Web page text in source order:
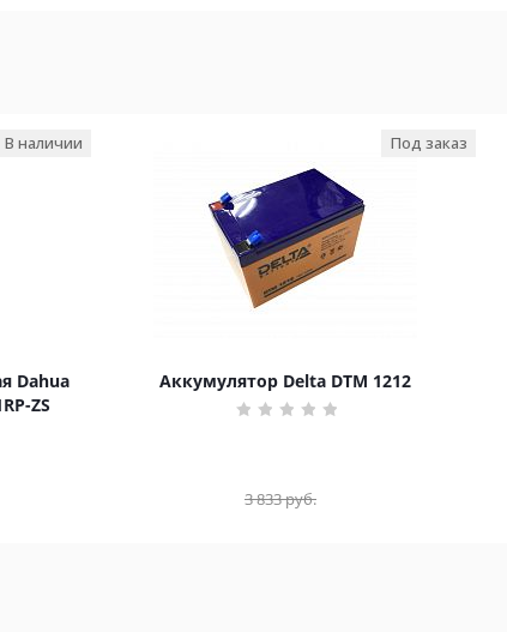
Dahua
ZS
В наличии
Аккумулятор Delta DTM 1212
Под заказ
3 833руб.